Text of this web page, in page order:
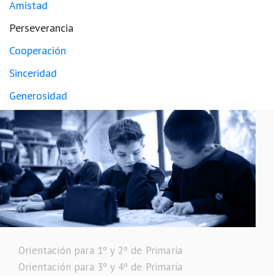
Amistad
Perseverancia
Cooperación
Sinceridad
Generosidad
Orientación para 1º y 2º de Primaria
Orientación para 3º y 4º de Primaria